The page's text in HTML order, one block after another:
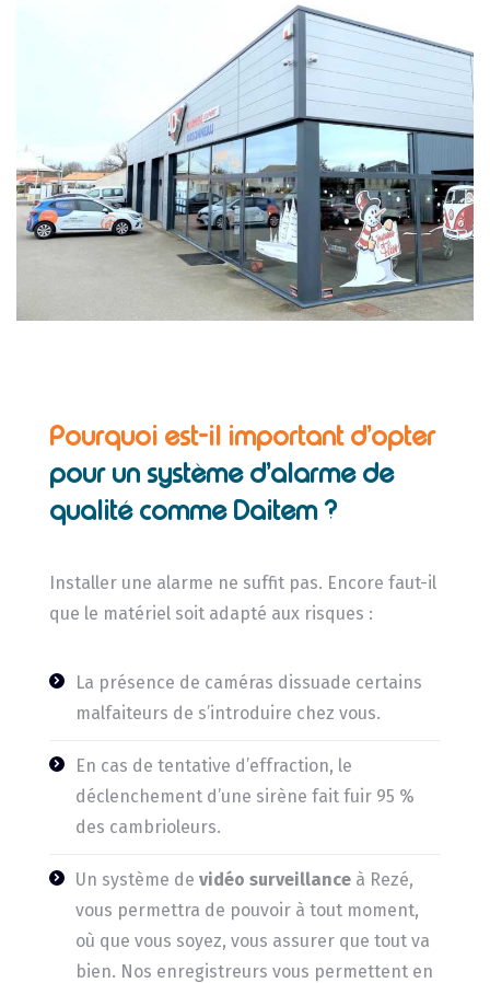
Pourquoi est-il important d’opter
pour un système d’alarme de
qualité comme Daitem ?
Installer une alarme ne suffit pas. Encore faut-il
que le matériel soit adapté aux risques :
La présence de caméras dissuade certains
malfaiteurs de s’introduire chez vous.
En cas de tentative d’effraction, le
déclenchement d’une sirène fait fuir 95 %
des cambrioleurs.
Un système de vidéo surveillanceà Rezé,
vous permettra de pouvoir à tout moment,
où que vous soyez, vous assurer que tout va
bien. Nos enregistreurs vous permettent en